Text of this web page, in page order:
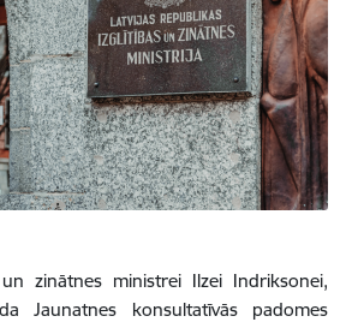
zinātnes ministrei Ilzei Indriksonei,
Jaunatnes konsultatīvās padomes